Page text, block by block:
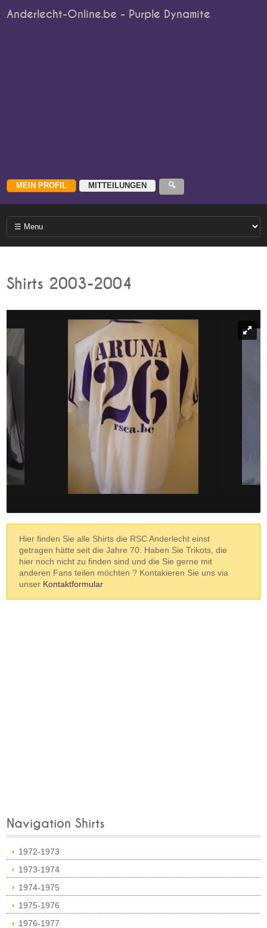
Anderlecht-Online.be - Purple Dynamite
Shirts 2003-2004
Hier finden Sie alle Shirts die RSC Anderlecht einst
getragen hätte seit die Jahre 70. Haben Sie Trikots, die
hier noch nicht zu finden sind und die Sie gerne mit
anderen Fans teilen möchten ? Kontakieren Sie uns via
unser Kontaktformular
Navigation Shirts
1972-1973
1973-1974
1974-1975
1975-1976
1976-1977